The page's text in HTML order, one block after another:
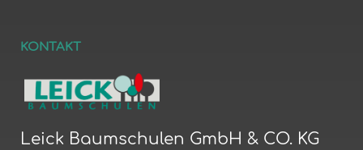
KONTAKT
Leick Baumschulen GmbH & CO. KG